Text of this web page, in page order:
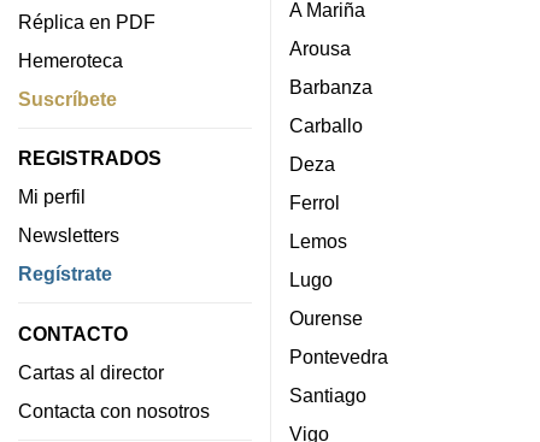
Réplica en PDF
Hemeroteca
Suscríbete
REGISTRADOS
Mi perfil
Newsletters
Regístrate
CONTACTO
Cartas al director
Contacta con nosotros
A Mariña
Arousa
Barbanza
Carballo
Deza
Ferrol
Lemos
Lugo
Ourense
Pontevedra
Santiago
Vigo